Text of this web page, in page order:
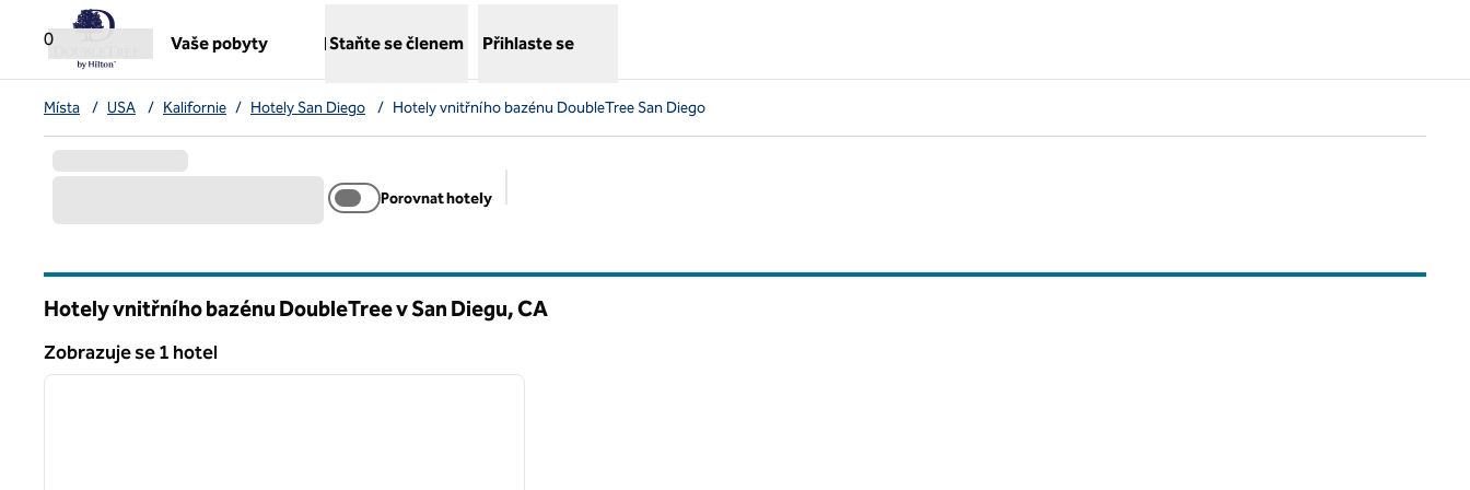
Přejít na obsah
0
Vaše pobyty Staňte se členem Přihlaste se
Místa / USA / Kalifornie / Hotely San Diego / Hotely vnitřního bazénu DoubleTree San Diego
Porovnat hotely
Hotely vnitřního bazénu DoubleTree v San Diegu,CA
Zobrazuje se 1 hotel
Zobrazuje se 1 hotel
1 z 12
další obrázek